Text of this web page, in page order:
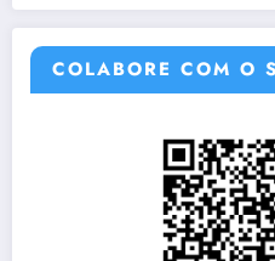
COLABORE COM O